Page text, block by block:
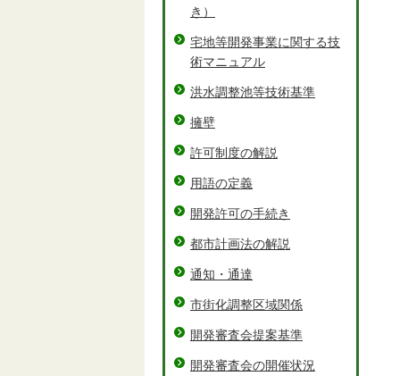
き）
宅地等開発事業に関する技
術マニュアル
洪水調整池等技術基準
擁壁
許可制度の解説
用語の定義
開発許可の手続き
都市計画法の解説
通知・通達
市街化調整区域関係
開発審査会提案基準
開発審査会の開催状況